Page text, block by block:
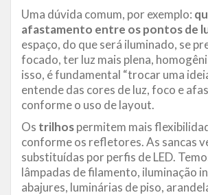
Uma dúvida comum, por exemplo:
afastamento entre os pontos de
espaço, do que será iluminado, se
focado, ter luz mais plena,
isso, é fundamental “trocar uma
entende das cores de luz, foco e
conforme o uso de layout.
Os trilhospermitem mais
conforme os refletores. As sancas
substituídas por perfis de LED.
lâmpadas de filamento, iluminação
abajures, luminárias de piso,